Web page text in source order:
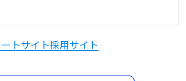
トサイト採用サイト